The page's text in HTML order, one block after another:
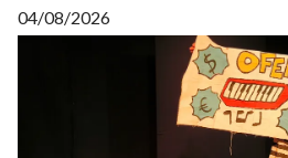
04/08/2026